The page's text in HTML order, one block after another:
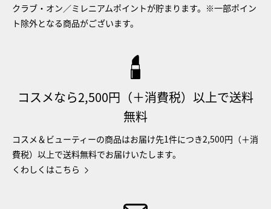
クラブ・オン／ミレニアムポイントが貯まります。※一部ポイン
ト除外となる商品がございます。
コスメなら2,500円（＋消費税）以上で送料
無料
コスメ＆ビューティーの商品はお届け先1件につき2,500円（＋消
費税）以上で送料無料でお届けいたします。
くわしくはこちら